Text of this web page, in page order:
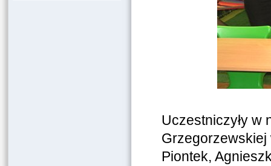
Uczestniczyły w
Grzegorzewskiej
Piontek,